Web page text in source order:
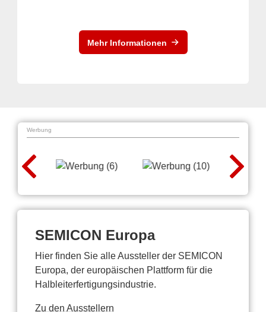
Mehr Informationen
Werbung
SEMICON Europa
Hier finden Sie alle Aussteller der SEMICON
Europa, der europäischen Plattform für die
Halbleiterfertigungsindustrie.
Zu den Ausstellern